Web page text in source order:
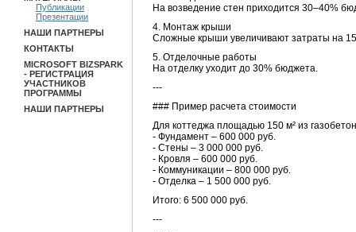
Публикации
Презентации
НАШИ ПАРТНЕРЫ
КОНТАКТЫ
MICROSOFT BIZSPARK
- РЕГИСТРАЦИЯ
УЧАСТНИКОВ
ПРОГРАММЫ
НАШИ ПАРТНЕРЫ
На возведение стен приходится 30–40%
4. Монтаж крыши
Сложные крыши увеличивают затраты на
5. Отделочные работы
На отделку уходит до 30% бюджета.
---
### Пример расчета стоимости
Для коттеджа площадью 150 м² из
- Фундамент – 600 000 руб.
- Стены – 3 000 000 руб.
- Кровля – 600 000 руб.
- Коммуникации – 800 000 руб.
- Отделка – 1 500 000 руб.
Итого: 6 500 000 руб.
---